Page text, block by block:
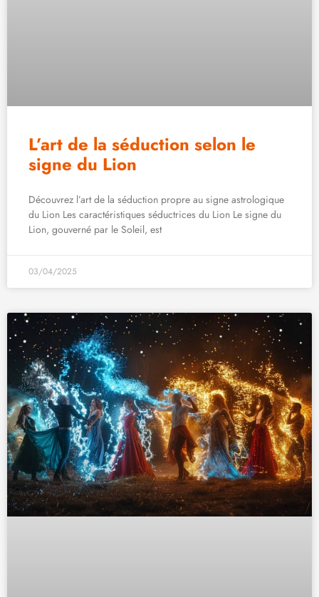
L’art de la séduction selon le
signe du Lion
Découvrez l’art de la séduction propre au signe astrologique
du Lion Les caractéristiques séductrices du Lion Le signe du
Lion, gouverné par le Soleil, est
03/04/2025